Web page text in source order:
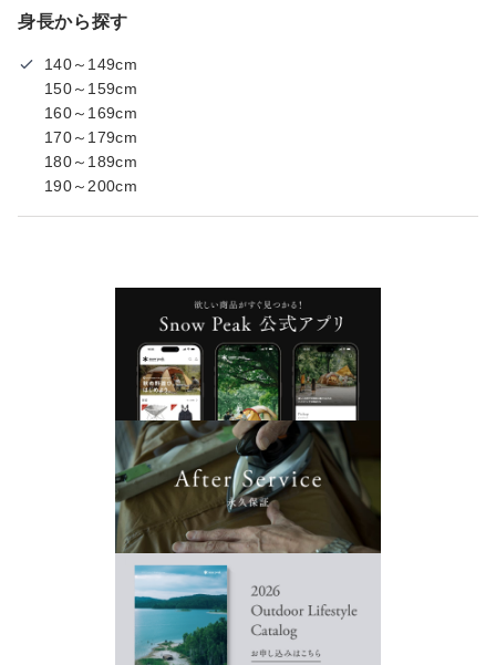
身長から探す
140～149cm
150～159cm
160～169cm
170～179cm
180～189cm
190～200cm